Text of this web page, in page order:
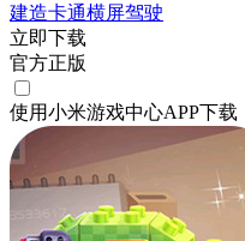
建造卡通横屏驾驶
立即下载
官方正版
使用小米游戏中心APP下载